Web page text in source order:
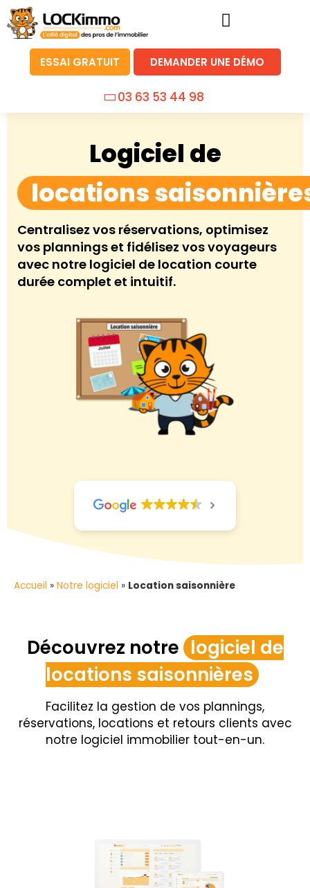
ESSAI GRATUIT DEMANDER UNE DÉMO
03 63 53 44 98
Logiciel de
locations
Centralisez vos réservations, optimisez
vos plannings et fidélisez vos voyageurs
avec notre logiciel de location courte
durée complet et intuitif.
Accueil » Notre logiciel » Location saisonnière
Découvrez notre logiciel de
locations saisonnières
Facilitez la gestion de vos plannings,
réservations, locations et retours clients avec
notre logiciel immobilier tout-en-un.